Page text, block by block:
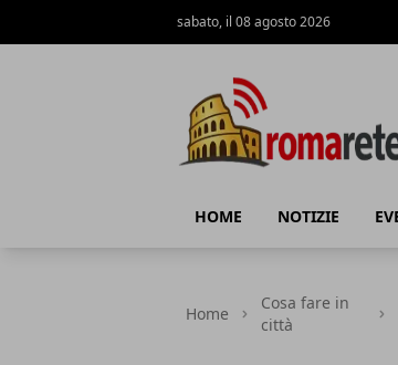
sabato, il 08 agosto 2026
HOME NOTIZIE
Home
Cosa fare in
città